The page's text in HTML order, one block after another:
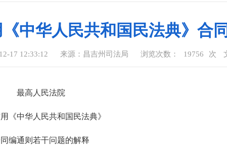
中华人民共和国民法典》合
17 12:33:12 来源：昌吉州司法局 浏览次数： 19756 次
最高人民法院
《中华人民共和国民法典》
编通则若干问题的解释